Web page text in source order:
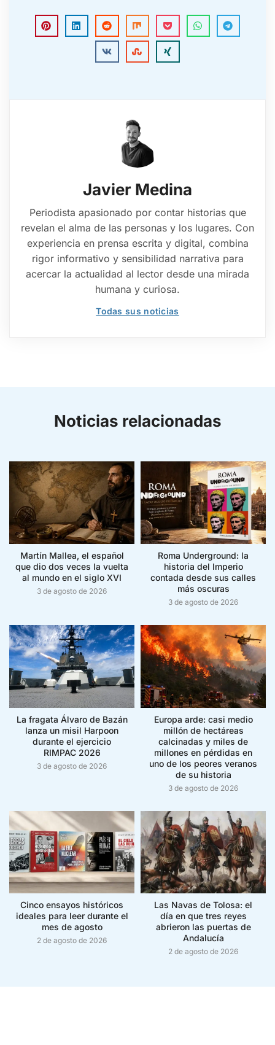
Javier Medina
Periodista apasionado por contar historias que
revelan el alma de las personas y los lugares. Con
experiencia en prensa escrita y digital, combina
rigor informativo y sensibilidad narrativa para
acercar la actualidad al lector desde una mirada
humana y curiosa.
Todas sus noticias
Noticias relacionadas
Martín Mallea, el español
que dio dos veces la vuelta
al mundo en el siglo XVI
3 de agosto de 2026
Roma Underground: la
historia del Imperio
contada desde sus calles
más oscuras
3 de agosto de 2026
La fragata Álvaro de Bazán
lanza un misil Harpoon
durante el ejercicio
RIMPAC 2026
3 de agosto de 2026
Europa arde: casi medio
millón de hectáreas
calcinadas y miles de
millones en pérdidas en
uno de los peores veranos
de su historia
3 de agosto de 2026
Cinco ensayos históricos
ideales para leer durante el
mes de agosto
2 de agosto de 2026
Las Navas de Tolosa: el
día en que tres reyes
abrieron las puertas de
Andalucía
2 de agosto de 2026